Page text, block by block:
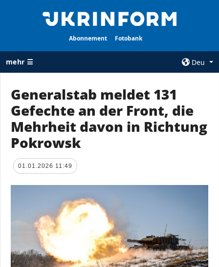
Abonnement Fotobank
mehr ☰
Deu
ALLE
RUBRIKEN
Krieg
Wiederaufbau
der Ukraine
Politik
Gesellschaft und
Kultur
Sport
AGENTUR
Über uns
Generalstab meldet 131
Gefechte an der Front, die
Mehrheit davon in Richtung
Pokrowsk
01.01.2026 11:49